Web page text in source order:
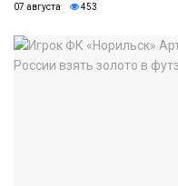
07 августа 453